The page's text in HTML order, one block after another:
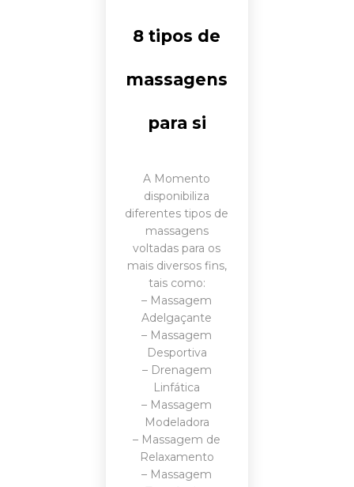
8 tipos de
massagens
para si
A Momento
disponibiliza
diferentes tipos de
massagens
voltadas para os
mais diversos fins,
tais como:
– Massagem
Adelgaçante
– Massagem
Desportiva
– Drenagem
Linfática
– Massagem
Modeladora
– Massagem de
Relaxamento
– Massagem